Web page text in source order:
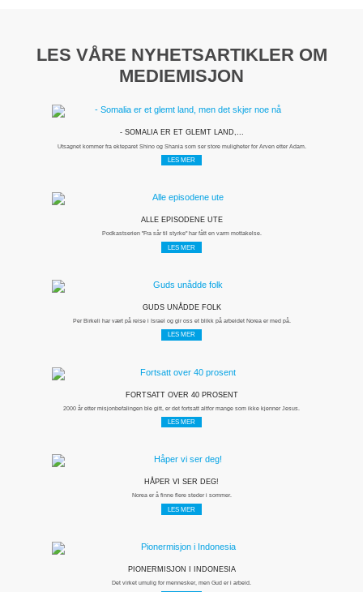
LES VÅRE NYHETSARTIKLER OM
MEDIEMISJON
- SOMALIA ER ET GLEMT LAND,...
Utsagnet kommer fra ekteparet Shino og Shania som ser store muligheter for Arven etter Adam.
LES MER
ALLE EPISODENE UTE
Podkastserien "Fra sår til styrke" har fått en varm mottakelse.
LES MER
GUDS UNÅDDE FOLK
Per Birkeli har vært på reise i Israel og gir oss et blikk på arbeidet Norea er med på.
LES MER
FORTSATT OVER 40 PROSENT
2000 år etter misjonbefalingen ble gitt, er det fortsatt altfor mange som ikke kjenner Jesus.
LES MER
HÅPER VI SER DEG!
Norea er å finne flere steder i sommer.
LES MER
PIONERMISJON I INDONESIA
Det virket umulig for mennesker, men Gud er i arbeid.